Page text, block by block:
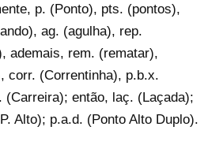
p. (Ponto), pts. (pontos),
ag. (agulha), rep.
ademais, rem. (rematar),
corr. (Correntinha), p.b.x.
então, laç. (Laçada);
Alto); p.a.d. (Ponto Alto Duplo).